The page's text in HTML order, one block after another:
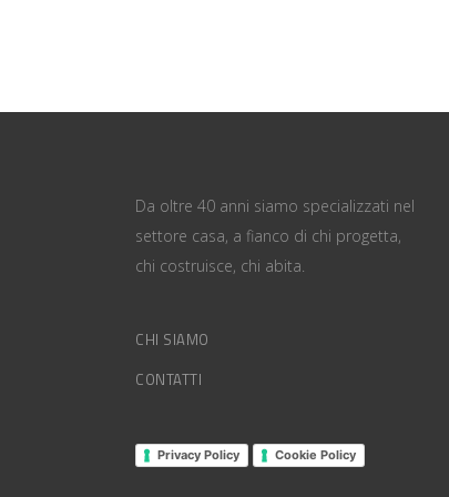
Da oltre 40 anni siamo specializzati nel
settore casa, a fianco di chi progetta,
chi costruisce, chi abita.
CHI SIAMO
CONTATTI
Privacy Policy Cookie Policy